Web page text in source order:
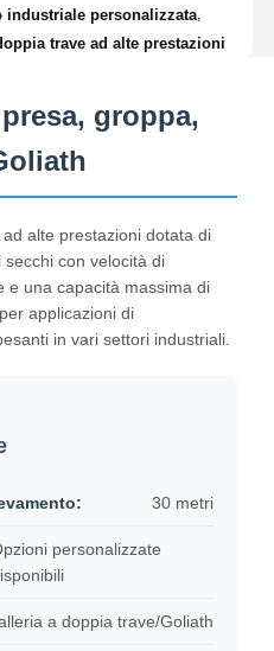
industriale personalizzata
trave ad alte prestazioni
groppa,
alte prestazioni dotata di
con velocità di
e una capacità massima di
applicazioni di
in vari settori industriali.
30 metri
personalizzate
a doppia trave/Goliath